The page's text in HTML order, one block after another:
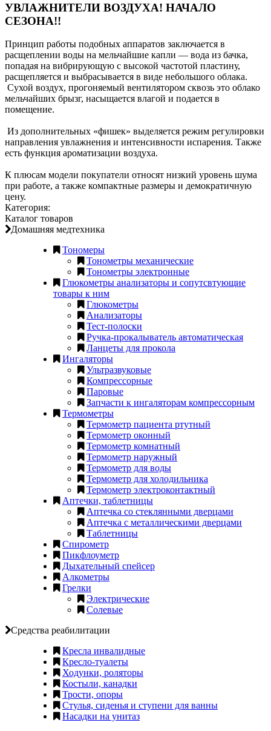
УВЛАЖНИТЕЛИ ВОЗДУХА! НАЧАЛО
СЕЗОНА!!
Принцип работы подобных аппаратов заключается в
расщеплении воды на мельчайшие капли — вода из бачка,
попадая на вибрирующую с высокой частотой пластину,
расщепляется и выбрасывается в виде небольшого облака.
Сухой воздух, прогоняемый вентилятором сквозь это облако
мельчайших брызг, насыщается влагой и подается в
помещение.
Из дополнительных «фишек» выделяется режим регулировки
направления увлажнения и интенсивности испарения. Также
есть функция ароматизации воздуха.
К плюсам модели покупатели относят низкий уровень шума
при работе, а также компактные размеры и демократичную
цену.
Категория:
Каталог товаров
Домашняя медтехника
Тономеры
Тонометры механические
Тонометры электронные
Глюкометры анализаторы и сопутсвтующие
товары к ним
Глюкометры
Анализаторы
Тест-полоски
Ручка-прокалыватель автоматическая
Ланцеты для прокола
Ингаляторы
Ультразвуковые
Компрессорные
Паровые
Запчасти к ингаляторам компрессорным
Термометры
Термометр пациента ртутный
Термометр оконный
Термометр комнатный
Термометр наружный
Термометр для воды
Термометр для холодильника
Термометр электроконтактный
Аптечки, таблетницы
Аптечка со стеклянными дверцами
Аптечка с металлическими дверцами
Таблетницы
Спирометр
Пикфлоуметр
Дыхательный спейсер
Алкометры
Грелки
Электрические
Солевые
Средства реабилитации
Кресла инвалидные
Кресло-туалеты
Ходунки, роляторы
Костыли, канадки
Трости, опоры
Стулья, сиденья и ступени для ванны
Насадки на унитаз